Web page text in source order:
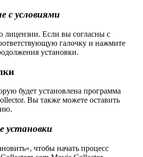
с условиями
лицензии. Если вы согласны с
галочку и нажмите
установки.
будет установлена программа
Вы также можете оставить
установки
чтобы начать процесс